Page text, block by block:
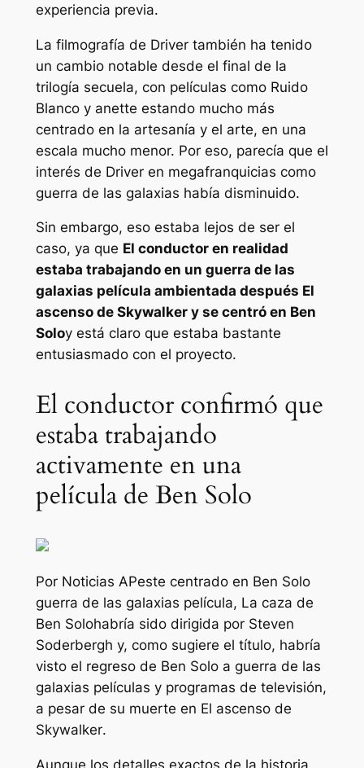
experiencia previa.
La filmografía de Driver también ha tenido
un cambio notable desde el final de la
trilogía secuela, con películas como Ruido
Blancoy anette estando mucho más
centrado en la artesanía y el arte, en una
escala mucho menor. Por eso, parecía que el
interés de Driver en megafranquicias como
guerra de las galaxias había disminuido.
Sin embargo, eso estaba lejos de ser el
caso, ya que El conductor en realidad
estaba trabajando en un guerra de las
galaxias película ambientada después El
ascenso de Skywalker y se centró en Ben
Soloy está claro que estaba bastante
entusiasmado con el proyecto.
El conductor confirmó que
estaba trabajando
activamente en una
película de Ben Solo
Por Noticias APeste centrado en Ben Solo
guerra de las galaxias película, La caza de
Ben Solohabría sido dirigida por Steven
Soderbergh y, como sugiere el título, habría
visto el regreso de Ben Solo a guerra de las
galaxias películas y programas de televisión,
a pesar de su muerte en El ascenso de
Skywalker.
Aunque los detalles exactos de la historia